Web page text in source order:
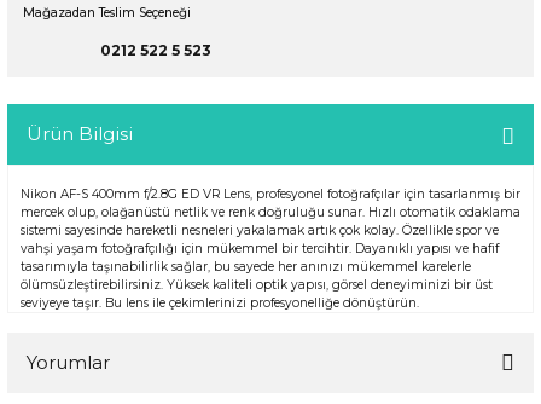
Mağazadan Teslim Seçeneği
0212 522 5 523
Ürün Bilgisi
Nikon AF-S 400mm f/2.8G ED VR Lens, profesyonel fotoğrafçılar için tasarlanmış bir
mercek olup, olağanüstü netlik ve renk doğruluğu sunar. Hızlı otomatik odaklama
sistemi sayesinde hareketli nesneleri yakalamak artık çok kolay. Özellikle spor ve
vahşi yaşam fotoğrafçılığı için mükemmel bir tercihtir. Dayanıklı yapısı ve hafif
tasarımıyla taşınabilirlik sağlar, bu sayede her anınızı mükemmel karelerle
ölümsüzleştirebilirsiniz. Yüksek kaliteli optik yapısı, görsel deneyiminizi bir üst
seviyeye taşır. Bu lens ile çekimlerinizi profesyonelliğe dönüştürün.
Yorumlar